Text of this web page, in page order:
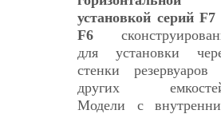
установкой серий F7
F6
для установки
стенки резервуаров
других
Модели с